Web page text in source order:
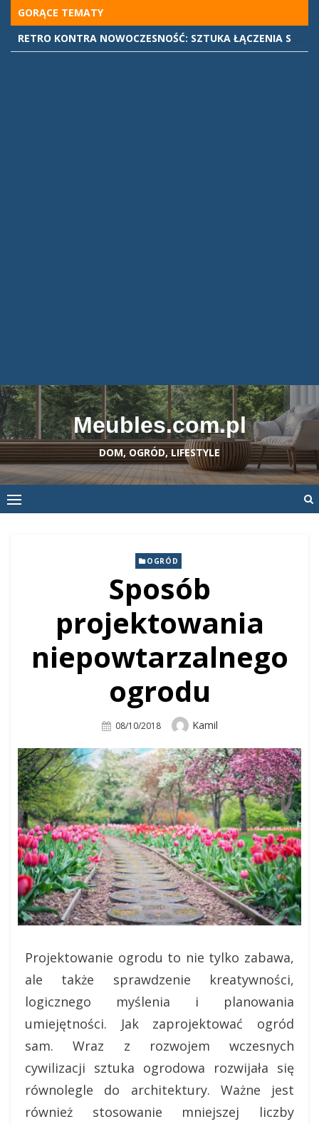
Skip
to
content
GORĄCE TEMATY
RETRO KONTRA NOWOCZESNOŚĆ: SZTUKA ŁĄCZENIA STYLÓW WE WNĘTRZACH
Meubles.com.pl
DOM, OGRÓD, LIFESTYLE
OGRÓD
Sposób
projektowania
niepowtarzalnego
ogrodu
Posted
08/10/2018 Author
Kamil
Projektowanie ogrodu to nie tylko zabawa,
ale także sprawdzenie kreatywności,
logicznego myślenia i planowania
umiejętności. Jak zaprojektować ogród
sam. Wraz z rozwojem wczesnych
cywilizacji sztuka ogrodowa rozwijała się
równolegle do architektury. Ważne jest
również stosowanie mniejszej liczby